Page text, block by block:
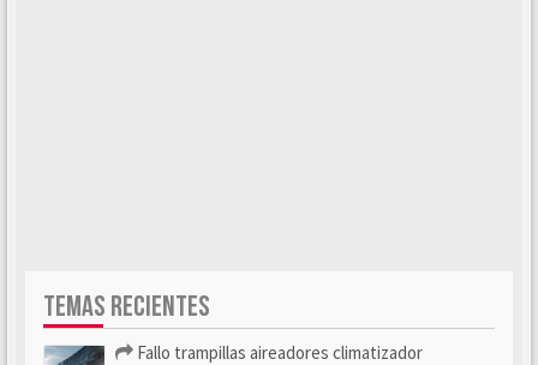
TEMAS RECIENTES
Fallo trampillas aireadores climatizador